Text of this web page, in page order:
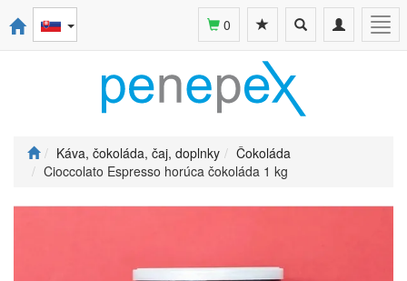
Toggle
navigation
Toggle
search
0
Káva, čokoláda, čaj, doplnky
Čokoláda
Cioccolato Espresso horúca čokoláda 1 kg